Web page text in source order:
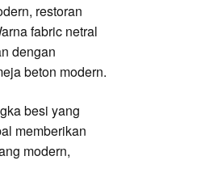
restoran
fabric netral
dengan
beton modern.
besi yang
memberikan
modern,